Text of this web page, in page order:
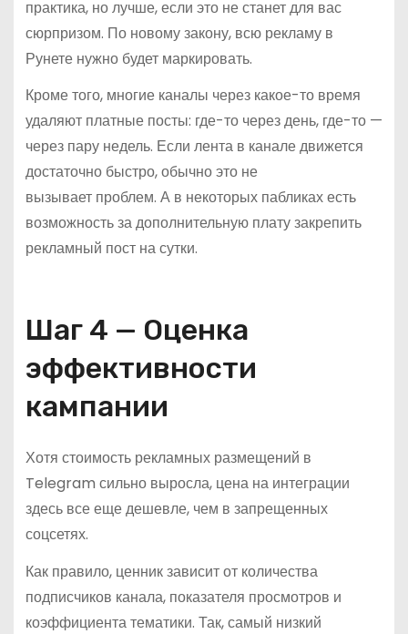
практика, но лучше, если это не станет для вас
сюрпризом. По новому закону, всю рекламу в
Рунете нужно будет маркировать.
Кроме того, многие каналы через какое-то время
удаляют платные посты: где-то через день, где-то —
через пару недель. Если лента в канале движется
достаточно быстро, обычно это не
вызывает проблем. А в некоторых пабликах есть
возможность за дополнительную плату закрепить
рекламный пост на сутки.
Шаг 4 — Оценка
эффективности
кампании
Хотя стоимость рекламных размещений в
Telegram сильно выросла, цена на интеграции
здесь все еще дешевле, чем в запрещенных
соцсетях.
Как правило, ценник зависит от количества
подписчиков канала, показателя просмотров и
коэффициента тематики. Так, самый низкий